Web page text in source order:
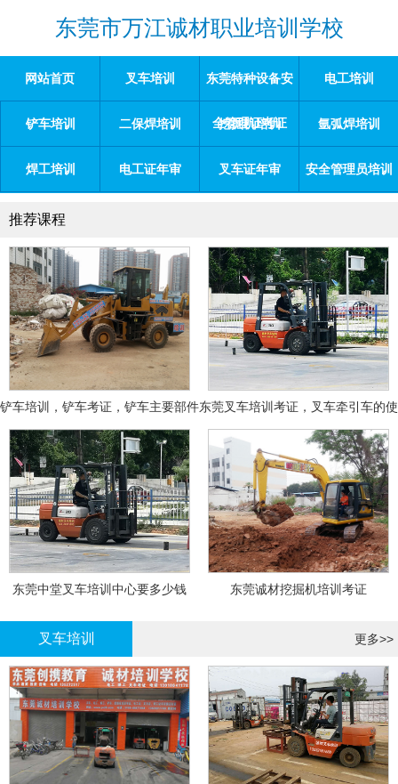
东莞市万江诚材职业培训学校
网站首页 叉车培训 东莞特种设备安
全管理证考证
电工培训
铲车培训 二保焊培训 挖掘机培训 氩弧焊培训
焊工培训 电工证年审 叉车证年审 安全管理员培训
推荐课程
铲车培训，铲车考证，铲车主要部件东莞叉车培训考证，叉车牵引车的使
用和操作
东莞中堂叉车培训中心要多少钱 东莞诚材挖掘机培训考证
叉车培训 更多>>